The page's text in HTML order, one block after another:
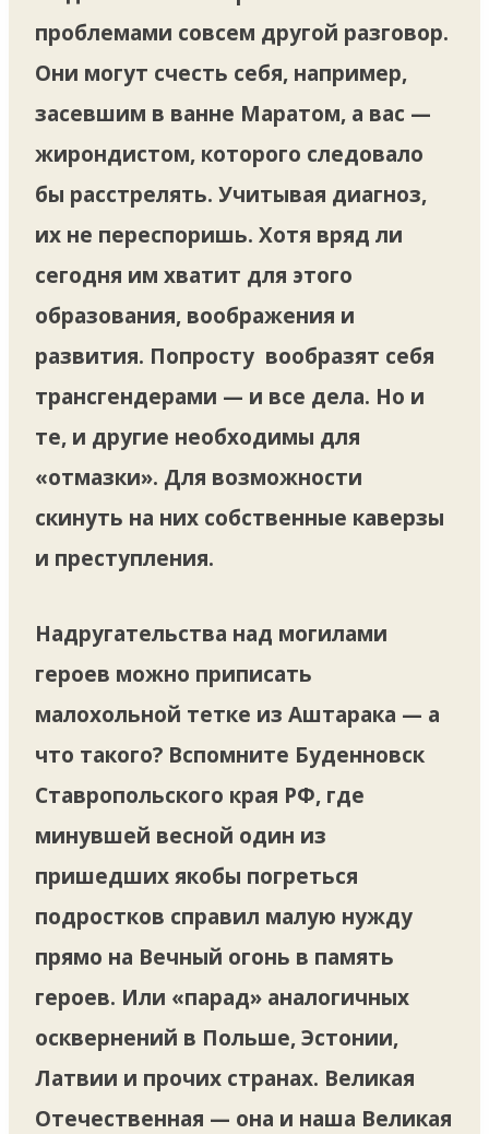
проблемами совсем другой разговор.
Они могут счесть себя, например,
засевшим в ванне Маратом, а вас —
жирондистом, которого следовало
бы расстрелять. Учитывая диагноз,
их не переспоришь. Хотя вряд ли
сегодня им хватит для этого
образования, воображения и
развития. Попросту вообразят себя
трансгендерами — и все дела. Но и
те, и другие необходимы для
«отмазки». Для возможности
скинуть на них собственные каверзы
и преступления.
Надругательства над могилами
героев можно приписать
малохольной тетке из Аштарака — а
что такого? Вспомните Буденновск
Ставропольского края РФ, где
минувшей весной один из
пришедших якобы погреться
подростков справил малую нужду
прямо на Вечный огонь в память
героев. Или «парад» аналогичных
осквернений в Польше, Эстонии,
Латвии и прочих странах. Великая
Отечественная — она и наша Великая